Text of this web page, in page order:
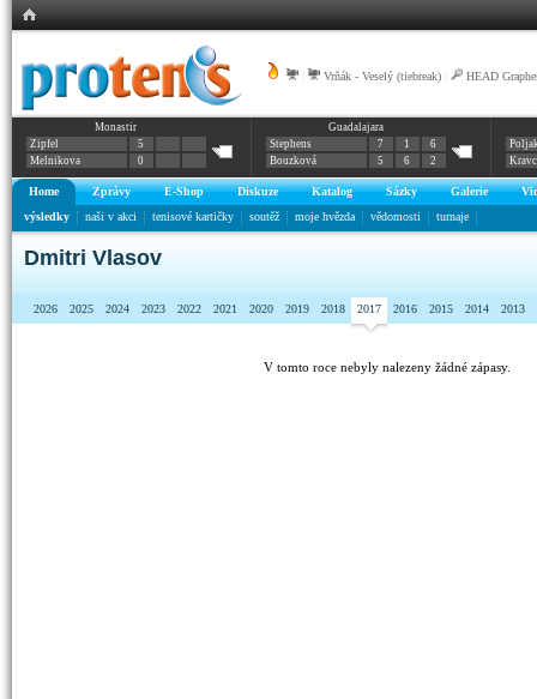
Vrňák - Veselý (tiebreak) HEAD
Monastir
Zipfel
5
Melnikova
0
Guadalajara
Stephens
7 1
6
Bouzková
5 6 2
Home Zprávy E-Shop Diskuze Katalog Sázky Galerie
výsledky
naši v akci tenisové kartičky soutěž moje hvězda vědomosti turnaje
Dmitri Vlasov
2026 2025 2024 2023 2022 2021 2020 2019 2018 2017 2016 2015 2014 2013
V tomto roce nebyly nalezeny žádné zápasy.